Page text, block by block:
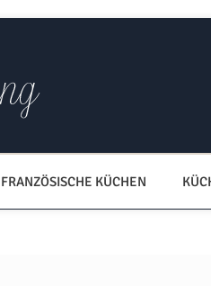
FRANZÖSISCHE KÜCHEN